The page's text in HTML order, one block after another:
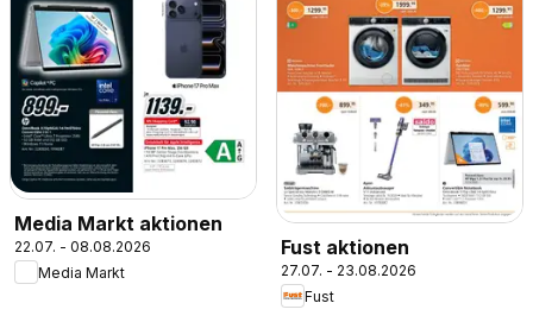
Media Markt aktionen
22.07. - 08.08.2026
Media Markt
Fust aktionen
27.07. - 23.08.2026
Fust